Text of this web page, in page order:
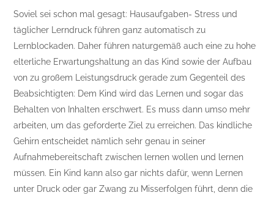
Soviel sei schon mal gesagt: Hausaufgaben- Stress und
täglicher Lerndruck führen ganz automatisch zu
Lernblockaden. Daher führen naturgemäß auch eine zu hohe
elterliche Erwartungshaltung an das Kind sowie der Aufbau
von zu großem Leistungsdruck gerade zum Gegenteil des
Beabsichtigten: Dem Kind wird das Lernen und sogar das
Behalten von Inhalten erschwert. Es muss dann umso mehr
arbeiten, um das geforderte Ziel zu erreichen. Das kindliche
Gehirn entscheidet nämlich sehr genau in seiner
Aufnahmebereitschaft zwischen lernen wollen und lernen
müssen. Ein Kind kann also gar nichts dafür, wenn Lernen
unter Druck oder gar Zwang zu Misserfolgen führt, denn die